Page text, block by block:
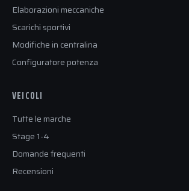
Elaborazioni meccaniche
Scarichi sportivi
Modifiche in centralina
Configuratore potenza
VEICOLI
Tutte le marche
Stage 1-4
Domande frequenti
Recensioni